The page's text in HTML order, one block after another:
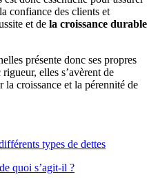
confiance des clients et
et de la croissance durable
présente donc ses propres
elles s’avèrent de
la croissance et la pérennité de
types de dettes
quoi s’agit-il ?